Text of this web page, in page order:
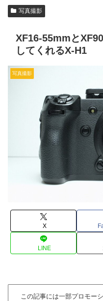
写真撮影
XF16-55mmと
してくれるX-H1
写真撮影
X
LINE
この記事には一部プロモー